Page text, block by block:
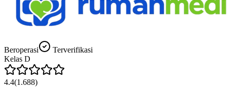
Beroperasi
Terverifikasi
Kelas D
4.4(1.688)